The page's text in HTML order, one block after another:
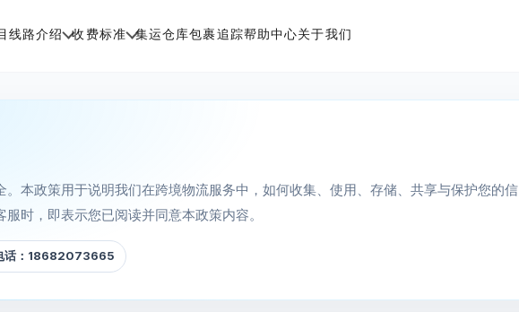
线路介绍 收费标准 集运仓库包裹追踪帮助中心关于我们
本政策用于说明我们在跨境物流服务中，如何收集、使用、存储、共享与保护您的信
时，即表示您已阅读并同意本政策内容。
话：18682073665